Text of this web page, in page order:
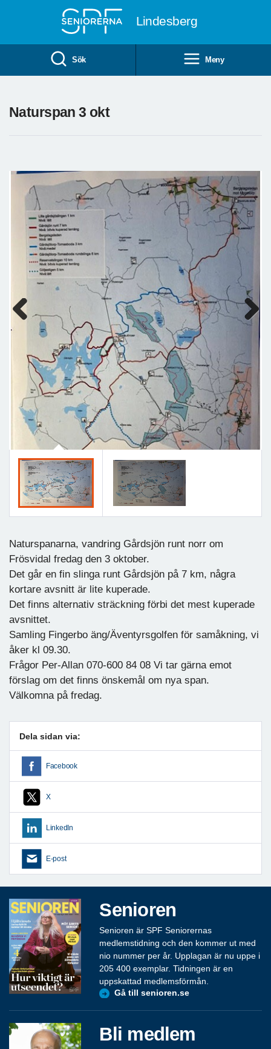
Lindesberg
Sök Meny
Naturspan 3 okt
Previous Next
Naturspanarna, vandring Gårdsjön runt norr om
Frösvidal fredag den 3 oktober.
Det går en fin slinga runt Gårdsjön på 7 km, några
kortare avsnitt är lite kuperade.
Det finns alternativ sträckning förbi det mest kuperade
avsnittet.
Samling Fingerbo äng/Äventyrsgolfen för samåkning, vi
åker kl 09.30.
Frågor Per-Allan 070-600 84 08 Vi tar gärna emot
förslag om det finns önskemål om nya span.
Välkomna på fredag.
Dela sidan via:
Facebook
X
LinkedIn
E-post
Senioren
Senioren är SPF Seniorernas
medlemstidning och den kommer ut med
nio nummer per år. Upplagan är nu uppe i
205 400 exemplar. Tidningen är en
uppskattad medlemsförmån.
Gå till senioren.se
Bli medlem